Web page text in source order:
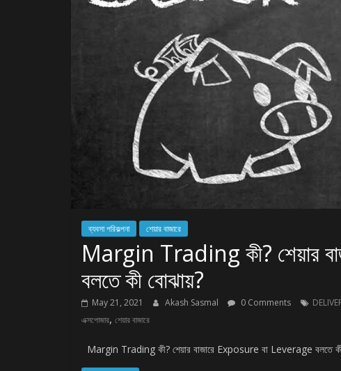
ব্যবসা পরিকল্পনা শেয়ার বাজারে
Margin Trading কী? শেয়ার
বলতে কী বোঝায়?
May 21, 2021 Akash Sasmal 0 Comments
এক্সপোজার, শেয়ার বাজারে
Margin Trading কী? শেয়ার বাজারে Exposure বা Leverage বলতে